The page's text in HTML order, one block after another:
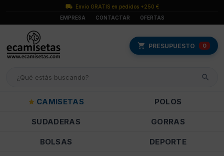
Envío GRATIS en pedidos +250 €
EMPRESA
CONTACTAR OFERTAS
PRESUPUESTO 0
CAMISETAS POLOS
SUDADERAS GORRAS
BOLSAS DEPORTE